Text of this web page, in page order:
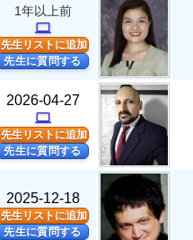
1年以上前
computer
先生リストに追加
先生に質問する
2026-04-27
computer
先生リストに追加
先生に質問する
2025-12-18
先生リストに追加
先生に質問する